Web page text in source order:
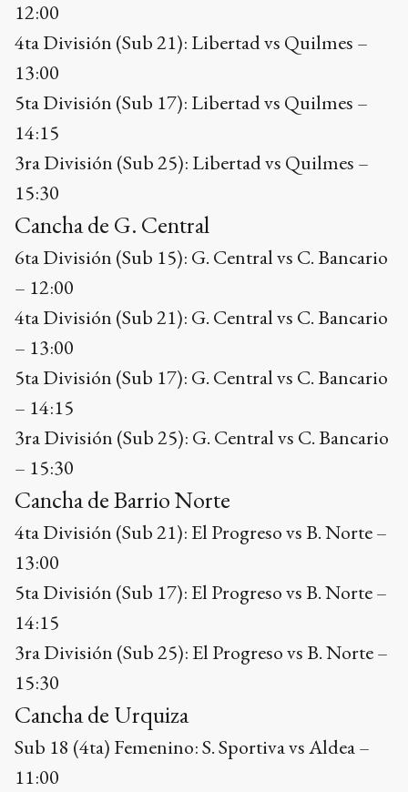
12:00
4ta División (Sub 21): Libertad vs Quilmes –
13:00
5ta División (Sub 17): Libertad vs Quilmes –
14:15
3ra División (Sub 25): Libertad vs Quilmes –
15:30
Cancha de G. Central
6ta División (Sub 15): G. Central vs C. Bancario
– 12:00
4ta División (Sub 21): G. Central vs C. Bancario
– 13:00
5ta División (Sub 17): G. Central vs C. Bancario
– 14:15
3ra División (Sub 25): G. Central vs C. Bancario
– 15:30
Cancha de Barrio Norte
4ta División (Sub 21): El Progreso vs B. Norte –
13:00
5ta División (Sub 17): El Progreso vs B. Norte –
14:15
3ra División (Sub 25): El Progreso vs B. Norte –
15:30
Cancha de Urquiza
Sub 18 (4ta) Femenino: S. Sportiva vs Aldea –
11:00